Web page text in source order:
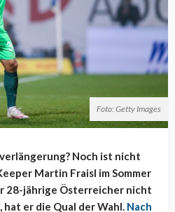
Foto: Getty Images
Noch ist nicht
Martin Fraisl im Sommer
28-jährige Österreicher nicht
er die Qual der Wahl. Nach